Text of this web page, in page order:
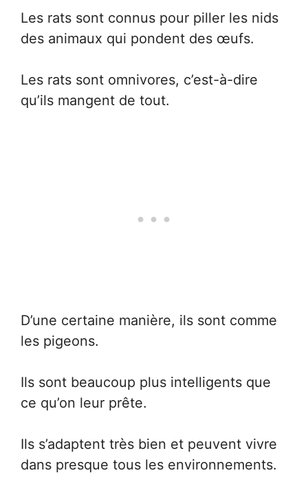
Les rats sont connus pour piller les nids
des animaux qui pondent des œufs.
Les rats sont omnivores, c’est-à-dire
qu’ils mangent de tout.
D’une certaine manière, ils sont comme
les pigeons.
Ils sont beaucoup plus intelligents que
ce qu’on leur prête.
Ils s’adaptent très bien et peuvent vivre
dans presque tous les environnements.